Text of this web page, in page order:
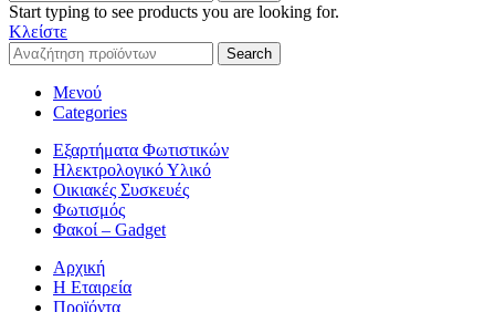
Start typing to see products you are looking for.
Κλείστε
Search
Μενού
Categories
Εξαρτήματα Φωτιστικών
Ηλεκτρολογικό Υλικό
Οικιακές Συσκευές
Φωτισμός
Φακοί – Gadget
Αρχική
Η Εταιρεία
Προϊόντα